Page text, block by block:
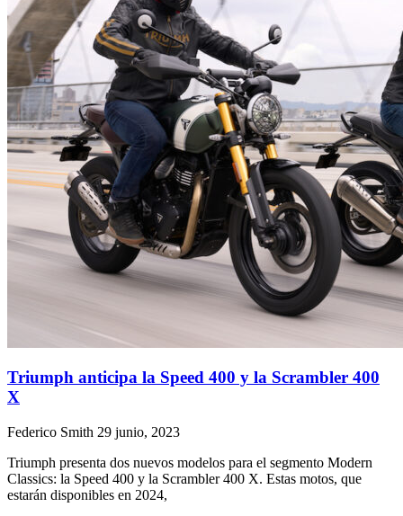
Triumph anticipa la Speed 400 y la Scrambler 400
X
Federico Smith 29 junio, 2023
Triumph presenta dos nuevos modelos para el segmento Modern
Classics: la Speed 400 y la Scrambler 400 X. Estas motos, que
estarán disponibles en 2024,